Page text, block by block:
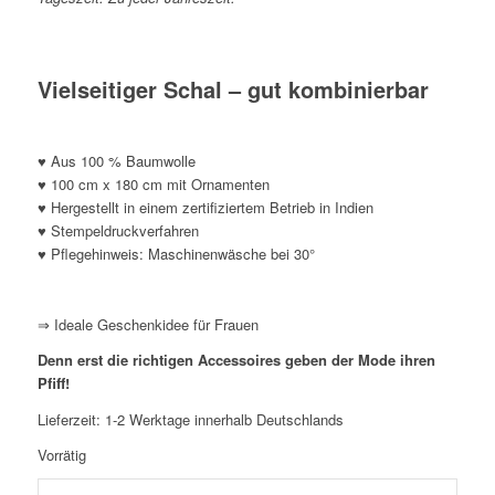
Vielseitiger Schal – gut kombinierbar
♥ Aus 100 % Baumwolle
♥ 100 cm x 180 cm mit Ornamenten
♥ Hergestellt in einem zertifiziertem Betrieb in Indien
♥ Stempeldruckverfahren
♥ Pflegehinweis: Maschinenwäsche bei 30°
⇒ Ideale Geschenkidee für Frauen
Denn erst die richtigen Accessoires geben der Mode ihren
Pfiff!
Lieferzeit: 1-2 Werktage innerhalb Deutschlands
Vorrätig